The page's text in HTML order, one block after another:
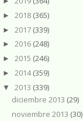
► 2018 (365)
► 2017 (339)
► 2016 (248)
► 2015 (246)
► 2014(359)
▼ 2013 (339)
diciembre 2013 (29)
noviembre 2013 (30)